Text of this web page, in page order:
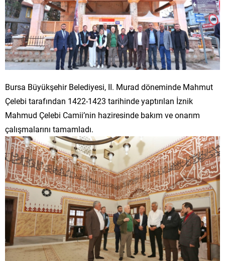
Bursa Büyükşehir Belediyesi, II. Murad döneminde Mahmut
Çelebi tarafından 1422-1423 tarihinde yaptırılan İznik
Mahmud Çelebi Camii’nin haziresinde bakım ve onarım
çalışmalarını tamamladı.